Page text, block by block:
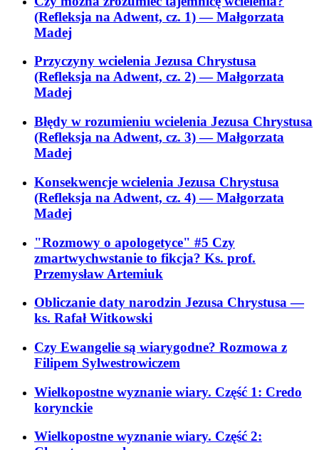
(Refleksja na Adwent, cz. 1)— Małgorzata
Madej
Przyczyny wcielenia Jezusa Chrystusa
(Refleksja na Adwent, cz. 2)— Małgorzata
Madej
Błędy w rozumieniu wcielenia Jezusa Chrystusa
(Refleksja na Adwent, cz. 3)— Małgorzata
Madej
Konsekwencje wcielenia Jezusa Chrystusa
(Refleksja na Adwent, cz. 4)— Małgorzata
Madej
"Rozmowy o apologetyce" #5 Czy
zmartwychwstanie to fikcja? Ks. prof.
Przemysław Artemiuk
Obliczanie daty narodzin Jezusa Chrystusa—
ks. Rafał Witkowski
Czy Ewangelie są wiarygodne? Rozmowa z
Filipem Sylwestrowiczem
Wielkopostne wyznanie wiary. Część 1: Credo
korynckie
Wielkopostne wyznanie wiary. Część 2: